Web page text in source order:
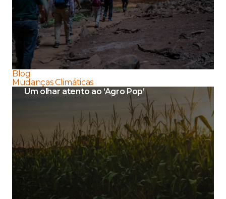
Blog
Mudanças Climáticas
Um olhar atento ao ‘Agro Pop’